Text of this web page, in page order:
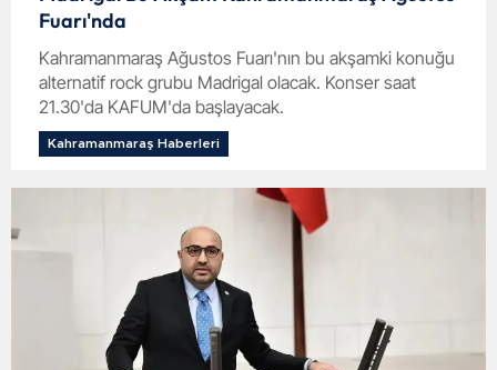
Fuarı'nda
Kahramanmaraş Ağustos Fuarı'nın bu akşamki konuğu
alternatif rock grubu Madrigal olacak. Konser saat
21.30'da KAFUM'da başlayacak.
Kahramanmaraş Haberleri